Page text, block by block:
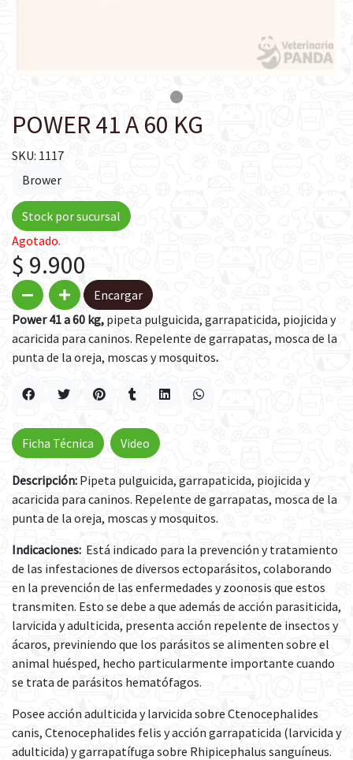
POWER 41 A 60 KG
SKU: 1117
Brower
Stock por sucursal
Agotado.
$ 9.900
Encargar
Power 41 a 60 kg, pipeta pulguicida, garrapaticida, piojicida y
acaricida para caninos. Repelente de garrapatas, mosca de la
punta de la oreja, moscas y mosquitos.
Descripción: Pipeta pulguicida, garrapaticida, piojicida y
acaricida para caninos. Repelente de garrapatas, mosca de la
punta de la oreja, moscas y mosquitos.
Indicaciones: Está indicado para la prevención y tratamiento
de las infestaciones de diversos ectoparásitos, colaborando
en la prevención de las enfermedades y zoonosis que estos
transmiten. Esto se debe a que además de acción parasiticida,
larvicida y adulticida, presenta acción repelente de insectos y
ácaros, previniendo que los parásitos se alimenten sobre el
animal huésped, hecho particularmente importante cuando
se trata de parásitos hematófagos.
Posee acción adulticida y larvicida sobre Ctenocephalides
canis, Ctenocephalides felis y acción garrapaticida (larvicida y
adulticida) y garrapatífuga sobre Rhipicephalus sanguíneus.
Ficha Técnica Video